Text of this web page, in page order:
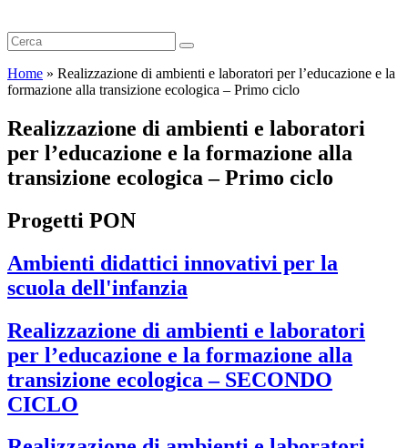
Home » Realizzazione di ambienti e laboratori per l’educazione e la
formazione alla transizione ecologica – Primo ciclo
Realizzazione di ambienti e laboratori
per l’educazione e la formazione alla
transizione ecologica – Primo ciclo
Progetti PON
Ambienti didattici innovativi per la
scuola dell'infanzia
Realizzazione di ambienti e laboratori
per l’educazione e la formazione alla
transizione ecologica – SECONDO
CICLO